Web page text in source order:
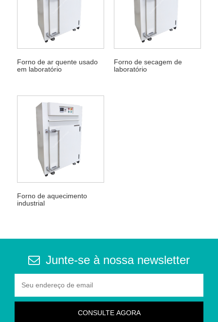
Forno de ar quente usado
em laboratório
Forno de secagem de
laboratório
Forno de aquecimento
industrial
Junte-se à nossa newsletter